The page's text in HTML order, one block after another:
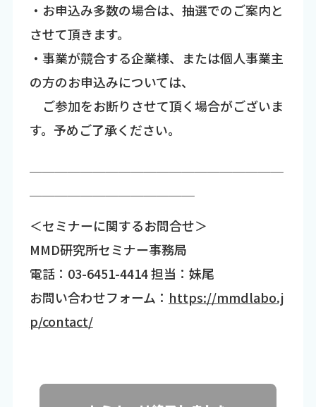
・お申込み多数の場合は、抽選でのご案内と
させて頂きます。
・事業が競合する企業様、または個人事業主
の方のお申込みについては、
ご参加をお断りさせて頂く場合がございま
す。予めご了承ください。
￣￣￣￣￣￣￣￣￣￣￣￣￣￣￣￣￣￣￣￣
￣￣￣￣￣￣￣￣￣￣￣￣￣
＜セミナーに関するお問合せ＞
MMD研究所セミナー事務局
電話：03-6451-4414 担当：妹尾
お問い合わせフォーム： https://mmdlabo.j
p/contact/